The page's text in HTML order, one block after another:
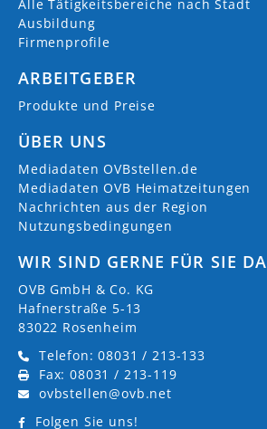
Alle Tätigkeitsbereiche nach Stadt
Ausbildung
Firmenprofile
ARBEITGEBER
Produkte und Preise
ÜBER UNS
Mediadaten OVBstellen.de
Mediadaten OVB Heimatzeitungen
Nachrichten aus der Region
Nutzungsbedingungen
WIR SIND GERNE FÜR SIE DA
OVB GmbH & Co. KG
Hafnerstraße 5-13
83022 Rosenheim
Telefon: 08031 / 213-133
Fax: 08031 / 213-119
ovbstellen@ovb.net
Folgen Sie uns!